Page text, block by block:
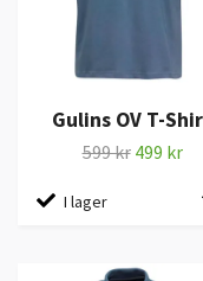
Gulins OV T-
599 kr 499 kr
I lager